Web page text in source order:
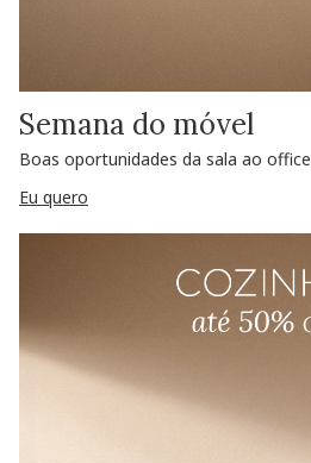
Semana do móvel
Boas oportunidades da sala ao office
Eu quero